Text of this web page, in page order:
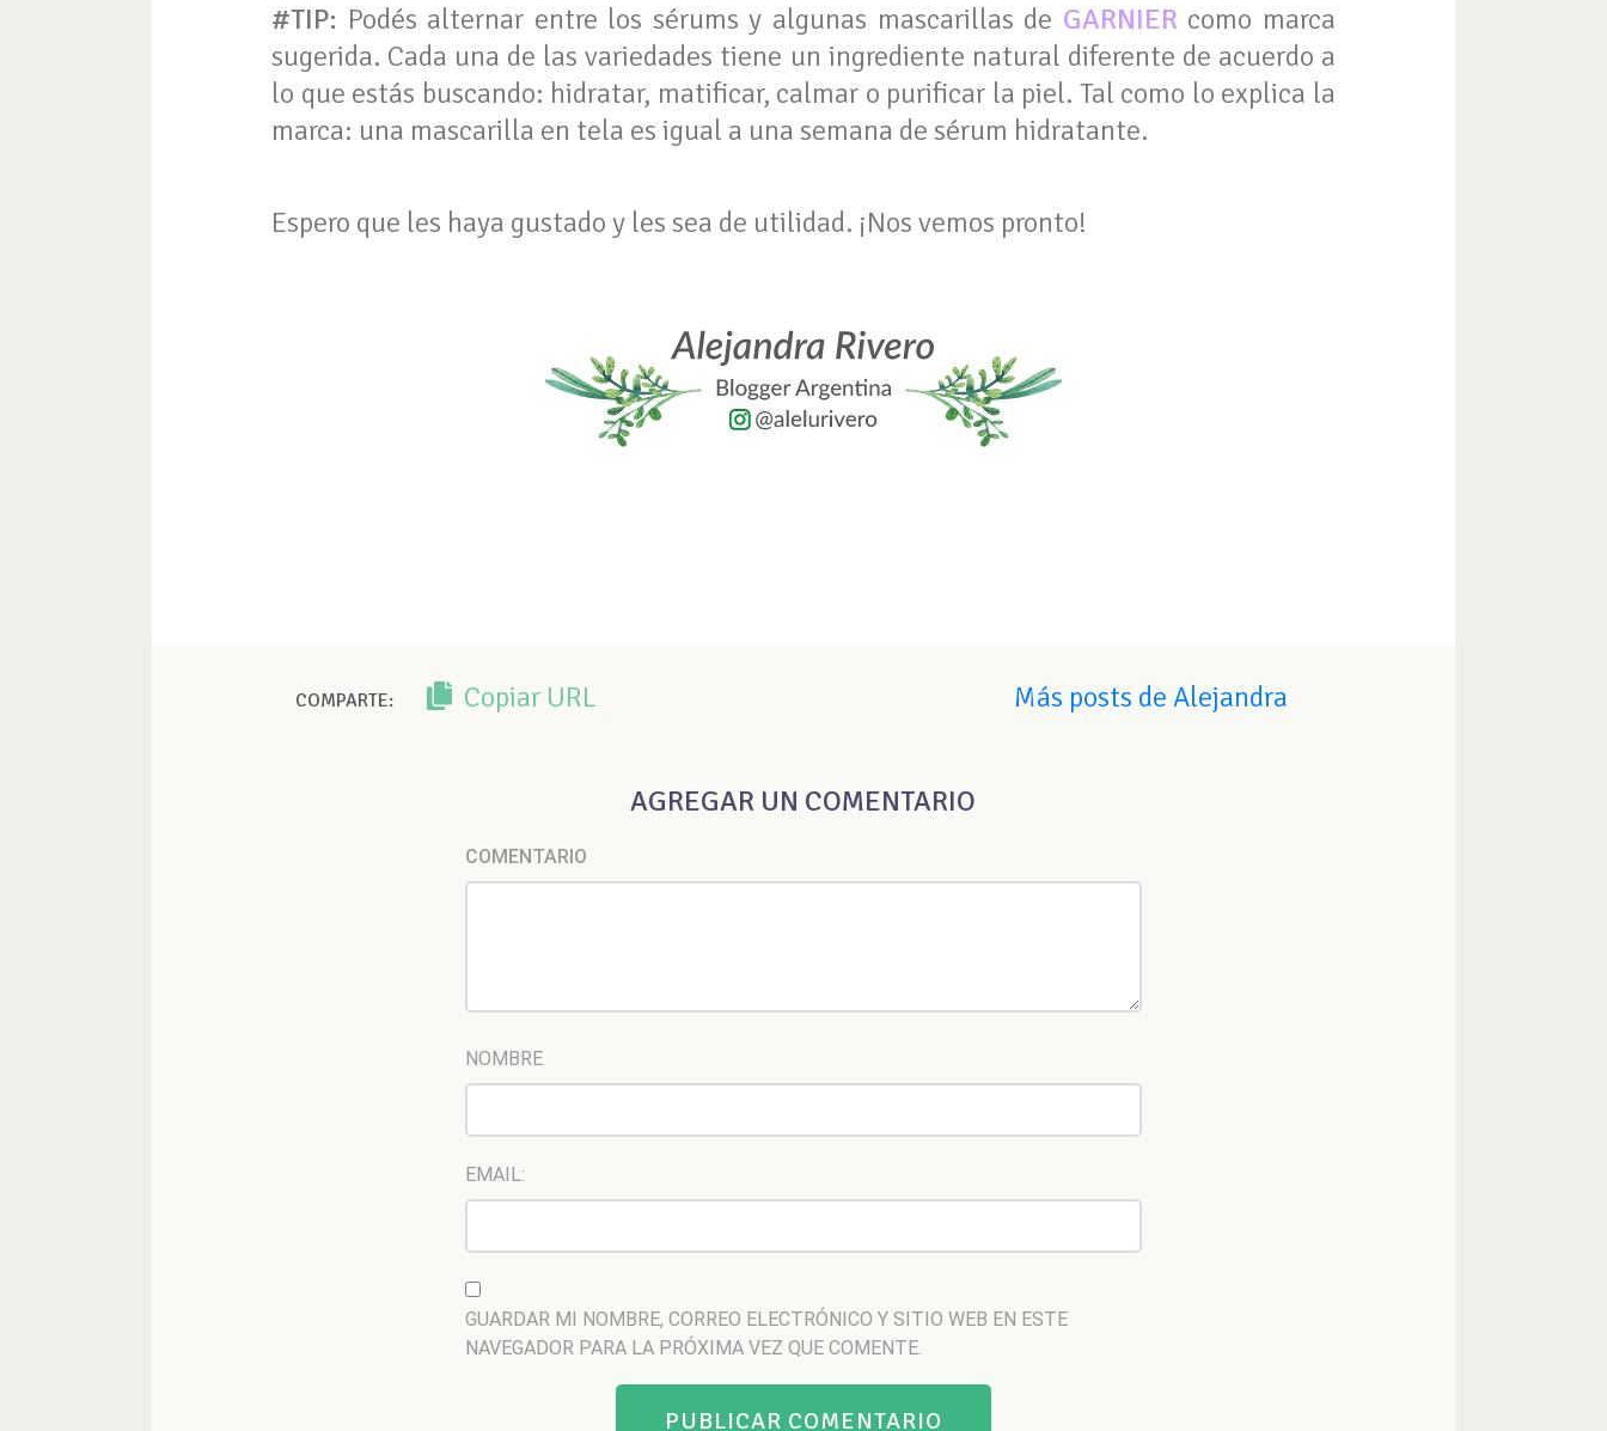
#TIP: Podés alternar entre los sérums y algunas mascarillas de GARNIER como marca
sugerida. Cada una de las variedades tiene un ingrediente natural diferente de acuerdo a
lo que estás buscando: hidratar, matificar, calmar o purificar la piel. Tal como lo explica la
marca: una mascarilla en tela es igual a una semana de sérum hidratante.
Espero que les haya gustado y les sea de utilidad. ¡Nos vemos pronto!
COMPARTE: Copiar URL Más posts de Alejandra
AGREGAR UN COMENTARIO
COMENTARIO
NOMBRE
EMAIL:
GUARDAR MI NOMBRE, CORREO ELECTRÓNICO Y SITIO WEB EN ESTE
NAVEGADOR PARA LA PRÓXIMA VEZ QUE COMENTE.